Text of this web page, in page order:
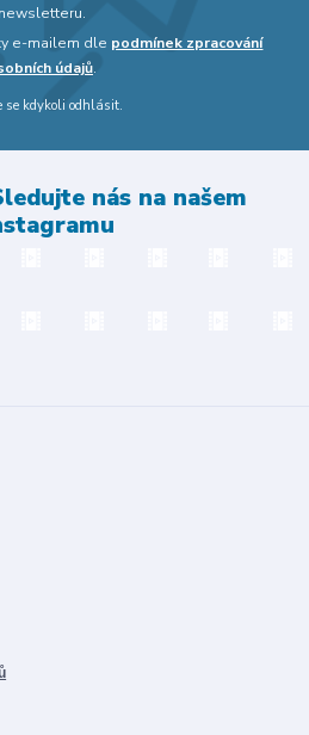
newsletteru.
e-mailem dle podmínek zpracování
údajů.
se kdykoli odhlásit.
nás na našem